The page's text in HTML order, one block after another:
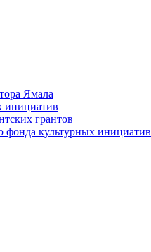
Ямала
инициатив
грантов
фонда культурных инициатив